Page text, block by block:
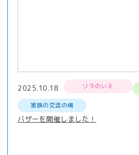
2025.10.18 リラのいえ
家族の交流の場
バザーを開催しました！